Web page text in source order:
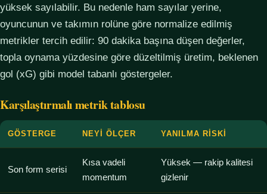
yüksek sayılabilir. Bu nedenle ham sayılar yerine,
oyuncunun ve takımın rolüne göre normalize edilmiş
metrikler tercih edilir: 90 dakika başına düşen değerler,
topla oynama yüzdesine göre düzeltilmiş üretim, beklenen
gol (xG) gibi model tabanlı göstergeler.
Karşılaştırmalı metrik tablosu
GÖSTERGE NEYI ÖLÇER YANILMA RISKI
Son form serisi
Kısa vadeli
momentum
Yüksek — rakip kalitesi
gizlenir